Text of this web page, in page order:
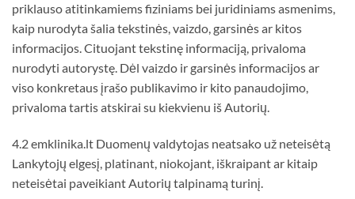
priklauso atitinkamiems fiziniams bei juridiniams asmenims,
kaip nurodyta šalia tekstinės, vaizdo, garsinės ar kitos
informacijos. Cituojant tekstinę informaciją, privaloma
nurodyti autorystę. Dėl vaizdo ir garsinės informacijos ar
viso konkretaus įrašo publikavimo ir kito panaudojimo,
privaloma tartis atskirai su kiekvienu iš Autorių.
4.2 emklinika.lt Duomenų valdytojas neatsako už neteisėtą
Lankytojų elgesį, platinant, niokojant, iškraipant ar kitaip
neteisėtai paveikiant Autorių talpinamą turinį.